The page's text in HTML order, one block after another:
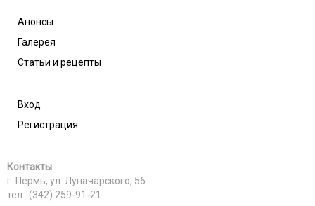
Анонсы
Галерея
Статьи и рецепты
Вход
Регистрация
Контакты
г. Пермь, ул. Луначарского, 56
тел.: (342) 259-91-21